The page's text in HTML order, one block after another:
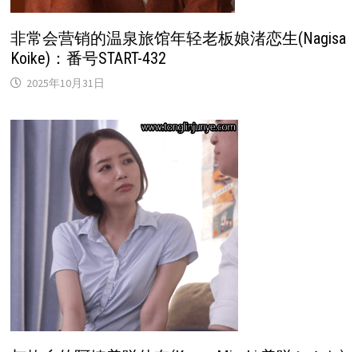
非常会营销的温泉旅馆年轻老板娘渚恋生(Nagisa
Koike)：番号START-432
2025年10月31日